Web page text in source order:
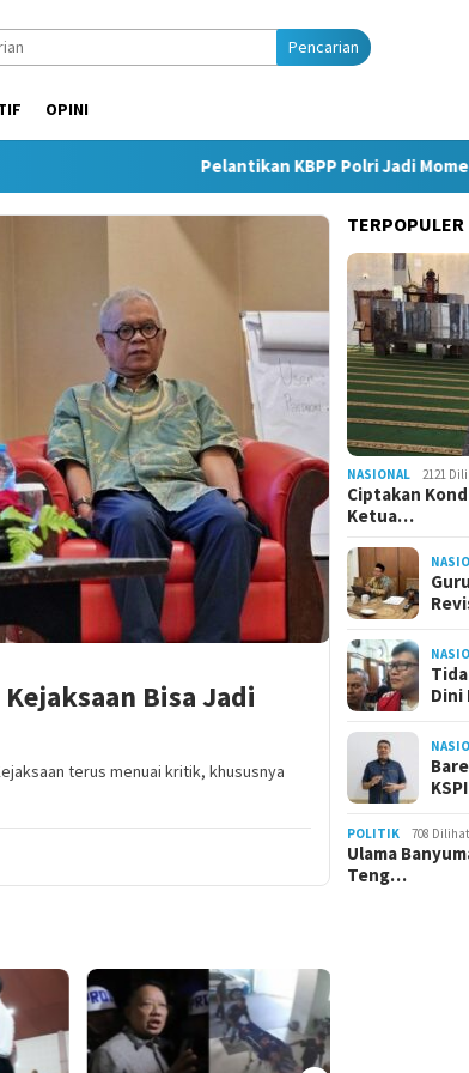
Pencarian
OPINI
Pelantikan KBPP Polri Jadi
Bisa Jadi
terus menuai kritik, khususnya
TERPOPULER
NASIONAL 2121
Ciptakan
Ketua…
Dini
POLITIK 708 Dilihat
Ulama
Teng…